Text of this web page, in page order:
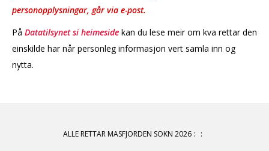
personopplysningar, går via e-post.
På Datatilsynet si heimeside kan du lese meir om kva rettar den
einskilde har når personleg informasjon vert samla inn og
nytta.
ALLE RETTAR MASFJORDEN SOKN 2026 : :